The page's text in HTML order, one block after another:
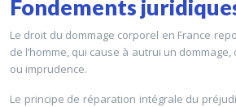
Fondements
Le droit du dommage corporel en France
de l’homme, qui cause à autrui un
ou imprudence.
Le principe de réparation intégrale du